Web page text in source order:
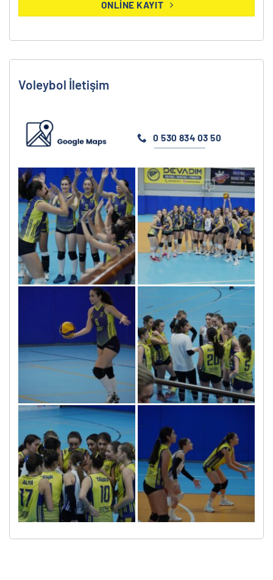
ONLINE KAYIT
Voleybol İletişim
0 530 834 03 50